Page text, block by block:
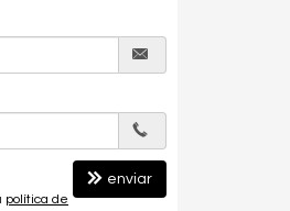
política de
enviar